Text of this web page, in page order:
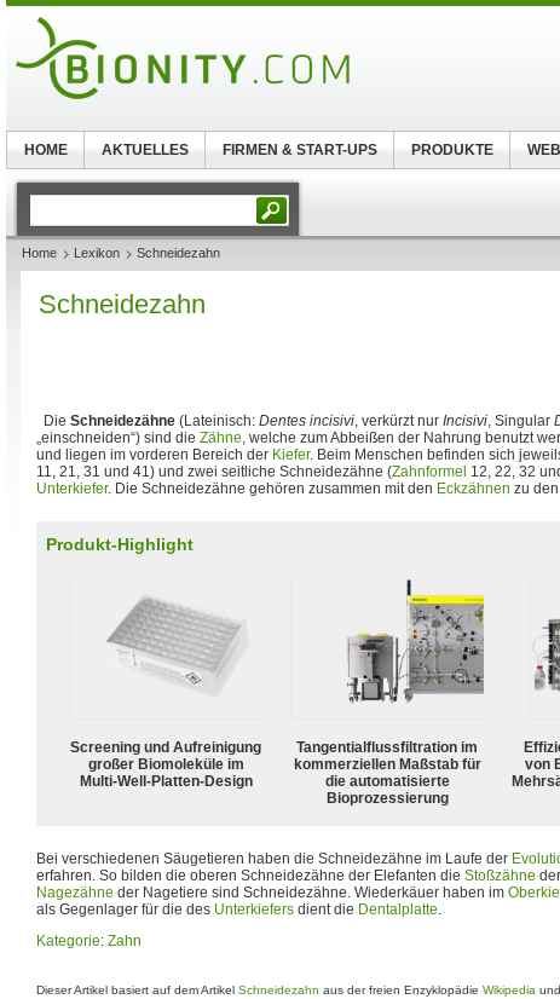
Home Lexikon Schneidezahn
Schneidezahn
Die Schneidezähne (Lateinisch: Dentes incisivi, verkürzt nur Incisivi, Singular
„einschneiden“) sind die Zähne, welche zum Abbeißen der Nahrung benutzt
und liegen im vorderen Bereich der Kiefer. Beim Menschen befinden sich
11, 21, 31 und 41) und zwei seitliche Schneidezähne (Zahnformel 12, 22, 32
Unterkiefer. Die Schneidezähne gehören zusammen mit den Eckzähnen zu den
Produkt-Highlight
Screening und Aufreinigung
großer Biomoleküle im
Multi-Well-Platten-Design
Tangentialflussfiltration im
kommerziellen Maßstab für
die automatisierte
Bioprozessierung
von
Bei verschiedenen Säugetieren haben die Schneidezähne im Laufe der
erfahren. So bilden die oberen Schneidezähne der Elefanten die Stoßzähne
Nagezähne der Nagetiere sind Schneidezähne. Wiederkäuer haben im
als Gegenlager für die des Unterkiefers dient die Dentalplatte.
Kategorie: Zahn
Dieser Artikel basiert auf dem Artikel Schneidezahn aus der freien Enzyklopädie Wikipedia
HOME AKTUELLES FIRMEN & START-UPS PRODUKTE